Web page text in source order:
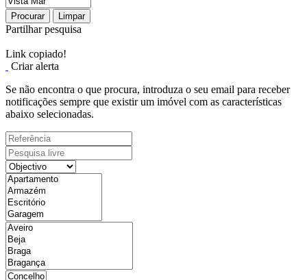
Procurar Limpar
Partilhar pesquisa
Link copiado!
Criar alerta
Se não encontra o que procura, introduza o seu email para receber
notificações sempre que existir um imóvel com as características
abaixo selecionadas.